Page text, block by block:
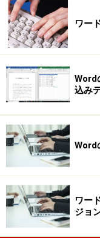
ワー
Word
込み
Word
ワー
ジョ